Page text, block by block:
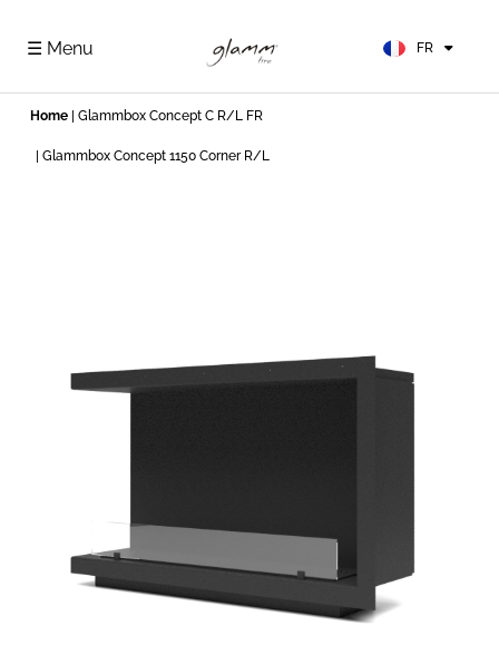
☰ Menu FR
DE
Home Glammbox Concept C R/L FR
| Glammbox Concept 1150 Corner R/L